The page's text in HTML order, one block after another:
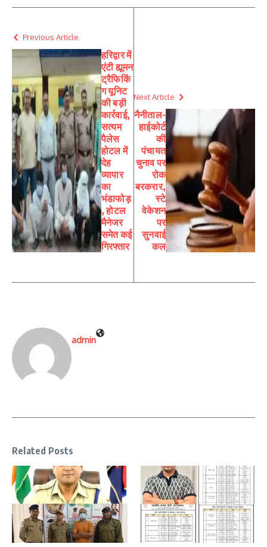
Previous Article
हरिद्वार में
एंटी ह्यूमन
ट्रैफिकिं
ग यूनिट
की बड़ी
कार्रवाई,
सत्यम
पैलेस
होटल में
देह
व्यापार
का
भंडाफोड़
, होटल
मैनेजर
समेत कई
गिरफ्तार
Next Article
नैनीताल-
हाईकोर्ट
की
पंचायत
चुनाव पर
रोक
बरकरार,
स्टे
वेकेशन
पर
सुनवाई
कल
admin
Related Posts